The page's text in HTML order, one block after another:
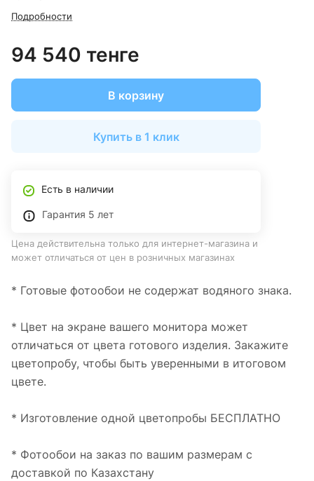
Подробности
94 540 тенге
В корзину
Купить в 1 клик
Есть в наличии
Гарантия 5 лет
Цена действительна только для интернет-магазина и
может отличаться от цен в розничных магазинах
* Готовые фотообои не содержат водяного знака.
* Цвет на экране вашего монитора может
отличаться от цвета готового изделия. Закажите
цветопробу, чтобы быть уверенными в итоговом
цвете.
* Изготовление одной цветопробы БЕСПЛАТНО
* Фотообои на заказ по вашим размерам с
доставкой по Казахстану